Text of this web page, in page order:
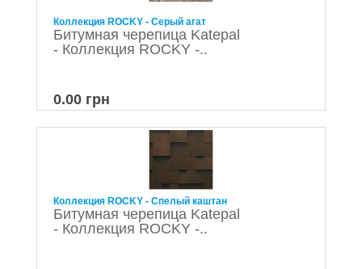
Коллекция ROCKY - Серый агат
Битумная черепица Katepal
- Коллекция ROCKY -..
0.00 грн
Коллекция ROCKY - Спелый каштан
Битумная черепица Katepal
- Коллекция ROCKY -..